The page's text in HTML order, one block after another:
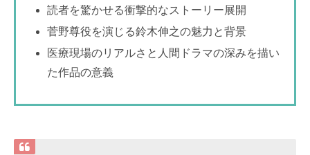
読者を驚かせる衝撃的なストーリー展開
菅野尊役を演じる鈴木伸之の魅力と背景
医療現場のリアルさと人間ドラマの深みを描い
た作品の意義